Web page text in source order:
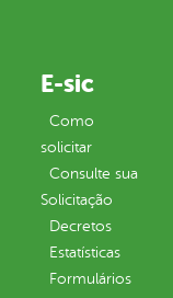
E-sic
Como
solicitar
Consulte sua
Solicitação
Decretos
Estatísticas
Formulários